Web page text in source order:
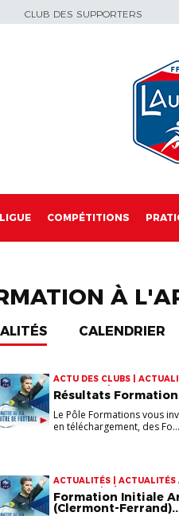
CLUB DES SUPPORTERS
LIGUE COMPÉTITIONS
À
CALENDRIER
ACTU DES CLUBS |
ARBITRAGE | FORMATION
Résultats
Le Pôle Formations vous
en téléchargement, des Fo...
ACTUALITÉS | ACTUALITÉS
ARBITRES | RÉSULTATS FIA
Formation Initiale
(Clermont-